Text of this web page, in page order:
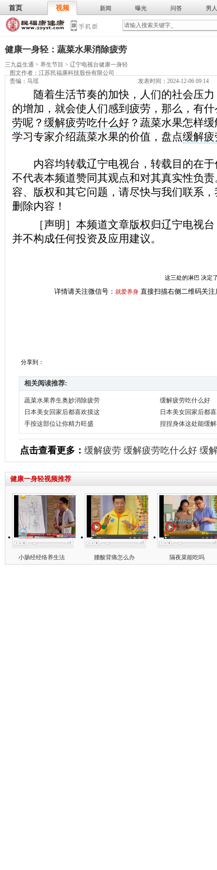
首页 视频 新闻 曝光 问答 男人
武术 气功 膳食 食谱 营养
健康一身轻：蔬菜水果消除疲劳
三九益生通 > 养生节目 > 辽宁电视台健康一身轻
图文作者： 江苏民福康科技股份有限公司
责编：马瑶
发表时间：2024-12-06 09:14
随着生活节奏的加快，人们的社会压力
的增加，就会使人们感到疲劳，那么，有
劳呢？ 缓解疲劳吃什么好 ？蔬菜水果怎样
学习专家介绍蔬菜水果的价值，盘点缓解
内容均转载辽宁电视台，转载目的在于
不代表本频道赞同其观点和对其真实性负
容、版权和其它问题，请尽快与我们联系
删除内容！
［声明］本频道文章版权归辽宁电视台
并不构成任何投资及应用建议。
这三处的淋巴 决定
详情请关注微信号： 就爱养身 直接扫描右侧二维码关注
分享到：
相关阅读推荐:
蔬菜水果养生奥妙消除疲劳
缓解疲劳吃什么好
日本美女回家后都喜欢摸这
日本美女回家后都
手按这部位让你精力旺盛
捏捏身体这处能缓
点击查看更多： 缓解疲劳 缓解疲劳吃什么好 缓
健康一身轻视频推荐
小肠经经络养生法 腰酸背痛怎么办 隔夜菜能吃吗